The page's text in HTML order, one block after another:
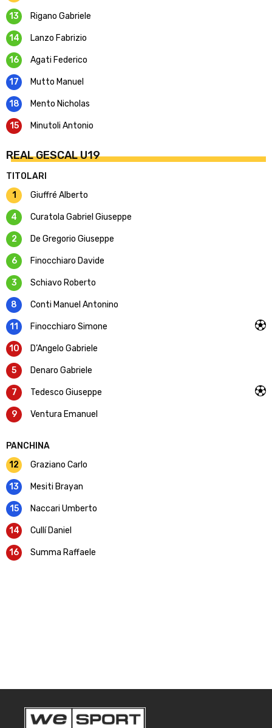
13 Rigano Gabriele
14 Lanzo Fabrizio
16 Agati Federico
17 Mutto Manuel
18 Mento Nicholas
15 Minutoli Antonio
REAL GESCAL U19
TITOLARI
1
Giuffré Alberto
4 Curatola Gabriel Giuseppe
2 De Gregorio Giuseppe
6 Finocchiaro Davide
3 Schiavo Roberto
8 Conti Manuel Antonino
11 Finocchiaro Simone
10 D’Angelo Gabriele
5 Denaro Gabriele
7 Tedesco Giuseppe
9 Ventura Emanuel
PANCHINA
12
Graziano Carlo
13 Mesiti Brayan
15 Naccari Umberto
14 Cullí Daniel
16 Summa Raffaele